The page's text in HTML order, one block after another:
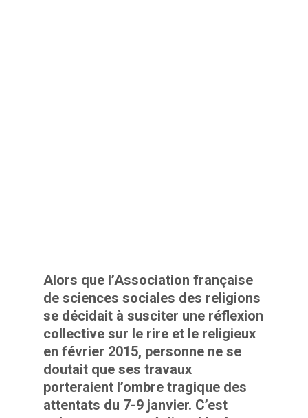
Alors que l’Association française
de sciences sociales des religions
se décidait à susciter une réflexion
collective sur le rire et le religieux
en février 2015, personne ne se
doutait que ses travaux
porteraient l’ombre tragique des
attentats du 7-9 janvier. C’est